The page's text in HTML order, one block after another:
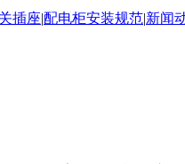
插座|配电柜安装规范|新闻